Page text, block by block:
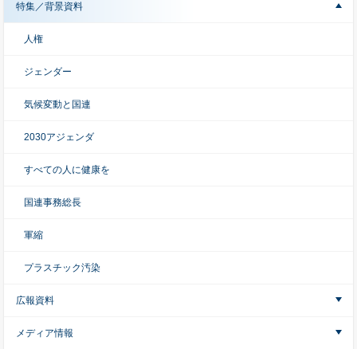
特集／背景資料
人権
ジェンダー
気候変動と国連
2030アジェンダ
すべての人に健康を
国連事務総長
軍縮
プラスチック汚染
広報資料
メディア情報